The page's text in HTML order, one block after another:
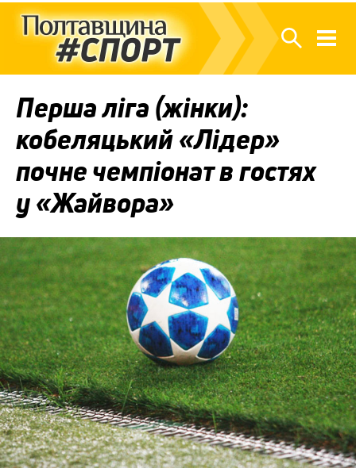
Перша ліга (жінки):
кобеляцький «Лідер»
почне чемпіонат в гостях
у «Жайвора»